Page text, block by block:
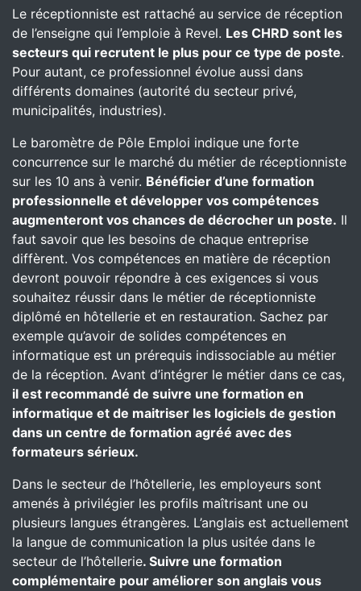
Le réceptionniste est rattaché au service de réception
de l’enseigne qui l’emploie à Revel. Les CHRD sont les
secteurs qui recrutent le plus pour ce type de poste.
Pour autant, ce professionnel évolue aussi dans
différents domaines (autorité du secteur privé,
municipalités, industries).
Le baromètre de Pôle Emploi indique une forte
concurrence sur le marché du métier de réceptionniste
sur les 10 ans à venir. Bénéficier d’une formation
professionnelle et développer vos compétences
augmenteront vos chances de décrocher un poste. Il
faut savoir que les besoins de chaque entreprise
diffèrent. Vos compétences en matière de réception
devront pouvoir répondre à ces exigences si vous
souhaitez réussir dans le métier de réceptionniste
diplômé en hôtellerie et en restauration. Sachez par
exemple qu’avoir de solides compétences en
informatique est un prérequis indissociable au métier
de la réception. Avant d’intégrer le métier dans ce cas,
il est recommandé de suivre une formation en
informatique et de maitriser les logiciels de gestion
dans un centre de formation agréé avec des
formateurs sérieux.
Dans le secteur de l’hôtellerie, les employeurs sont
amenés à privilégier les profils maîtrisant une ou
plusieurs langues étrangères. L’anglais est actuellement
la langue de communication la plus usitée dans le
secteur de l’hôtellerie. Suivre une formation
complémentaire pour améliorer son anglais vous